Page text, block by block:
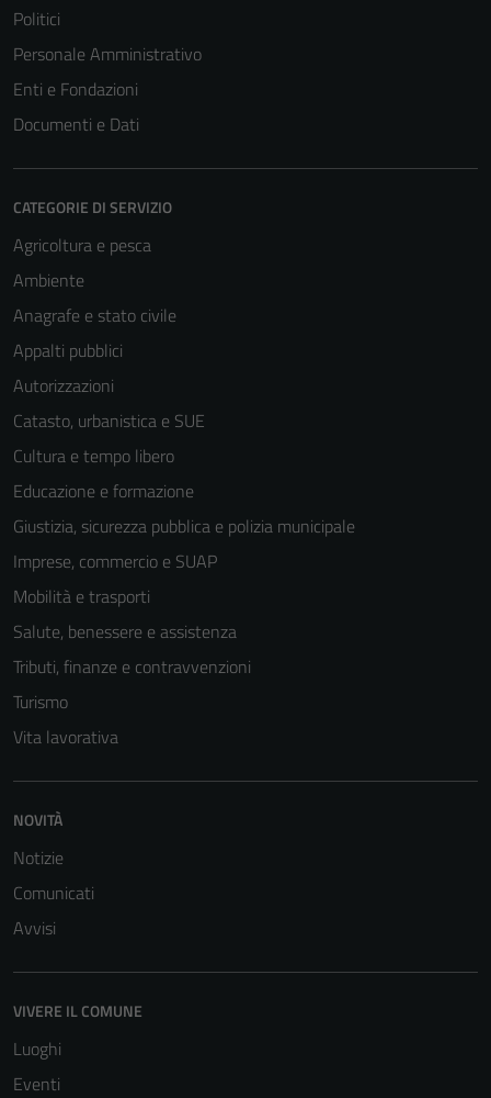
Politici
Personale Amministrativo
Enti e Fondazioni
Documenti e Dati
CATEGORIE DI SERVIZIO
Agricoltura e pesca
Ambiente
Anagrafe e stato civile
Appalti pubblici
Autorizzazioni
Catasto, urbanistica e SUE
Cultura e tempo libero
Educazione e formazione
Giustizia, sicurezza pubblica e polizia municipale
Imprese, commercio e SUAP
Mobilità e trasporti
Salute, benessere e assistenza
Tributi, finanze e contravvenzioni
Turismo
Vita lavorativa
NOVITÀ
Notizie
Comunicati
Avvisi
VIVERE IL COMUNE
Luoghi
Eventi